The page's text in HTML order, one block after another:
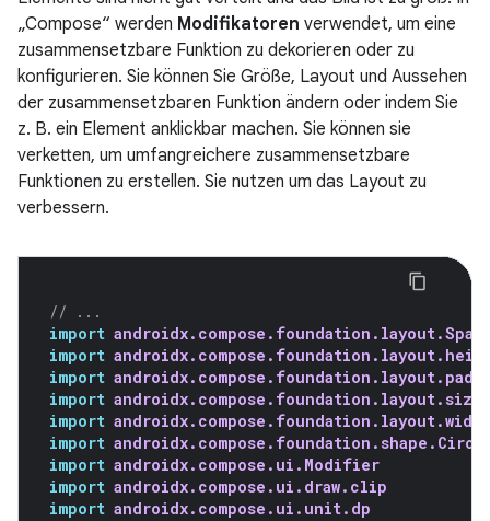
„Compose“ werden Modifikatoren verwendet, um eine
zusammensetzbare Funktion zu dekorieren oder zu
konfigurieren. Sie können Sie Größe, Layout und Aussehen
der zusammensetzbaren Funktion ändern oder indem Sie
z. B. ein Element anklickbar machen. Sie können sie
verketten, um umfangreichere zusammensetzbare
Funktionen zu erstellen. Sie nutzen um das Layout zu
verbessern.
// ...
import
import
import
import androidx.compose.foundation.layout.size
import androidx.compose.foundation.layout.width
import
import androidx.compose.ui.Modifier
import androidx.compose.ui.draw.clip
import androidx.compose.ui.unit.dp